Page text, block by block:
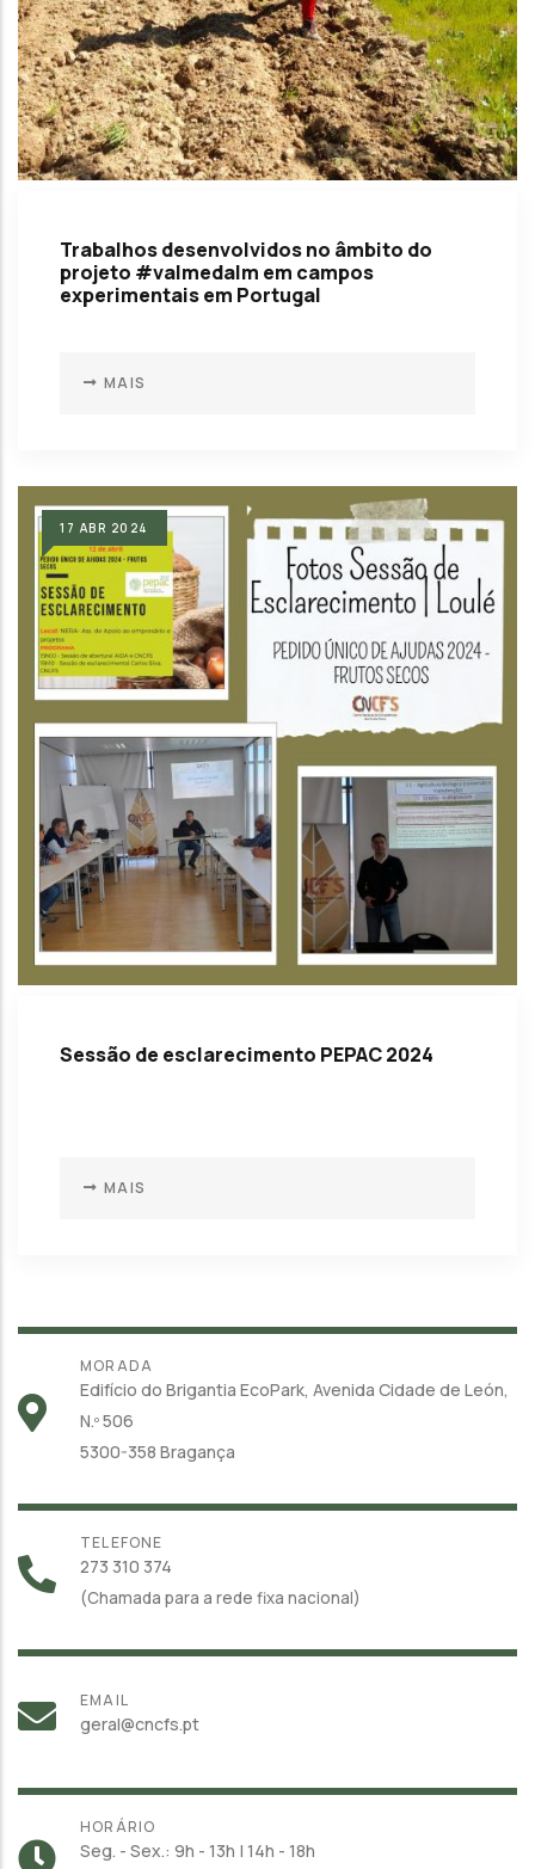
Trabalhos desenvolvidos no âmbito do
projeto #valmedalm em campos
experimentais em Portugal
MAIS
17 ABR 2024
Sessão de esclarecimento PEPAC 2024
MAIS
MORADA
Edifício do Brigantia EcoPark, Avenida Cidade de León,
N.º 506
5300-358 Bragança
TELEFONE
273 310 374
(Chamada para a rede fixa nacional)
EMAIL
geral@cncfs.pt
HORÁRIO
Seg. - Sex.: 9h - 13h | 14h - 18h